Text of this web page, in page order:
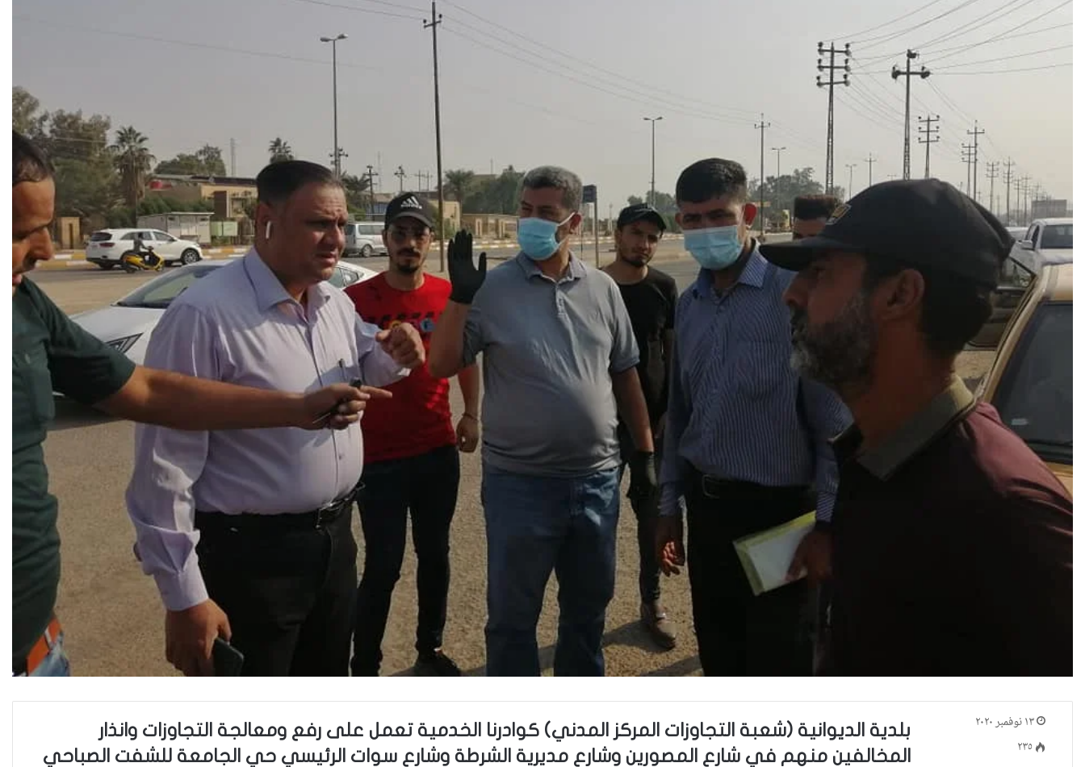
بلدية الديوانية (شعبة التجاوزات المركز المدني) كوادرنا الخدمية تعمل على رفع ومعالجة التجاوزات وانذار
المخالفين منهم في شارع المصورين وشارع مديرية الشرطة وشارع سوات الرئيسي حي الجامعة للشفت الصباحي
١٣ نوفمبر ٢٠٢٠
٢٣٥